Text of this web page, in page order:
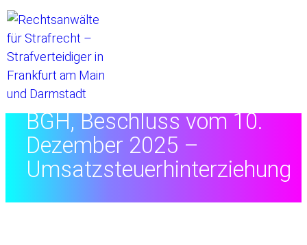
BGH, Beschluss vom 10.
Dezember 2025 –
Umsatzsteuerhinterziehung